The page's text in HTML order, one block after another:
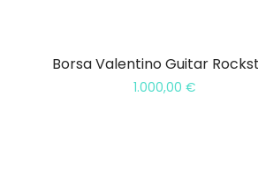
Borsa Valentino Guitar
1.000,00 €